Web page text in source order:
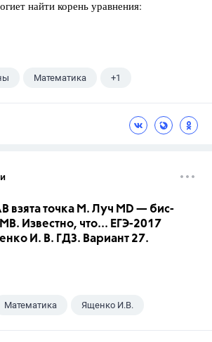
найти корень уравнения:
Математика +1
взята точка М. Луч MD — бис-
Известно, что... ЕГЭ-2017
И. В. ГДЗ. Вариант 27.
Математика Ященко И.В.